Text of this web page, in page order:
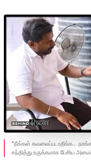
"நீங்கள் கவலைப்படாதீங்க...
சந்தித்து உருக்கமாக பேசிய